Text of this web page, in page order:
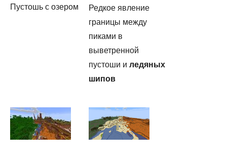
Пустошь с озером
Редкое явление
границы между
пиками в
выветренной
пустоши и ледяных
шипов